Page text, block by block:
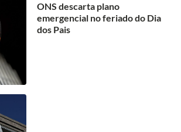
ONS descarta plano
emergencial no feriado do Dia
dos Pais